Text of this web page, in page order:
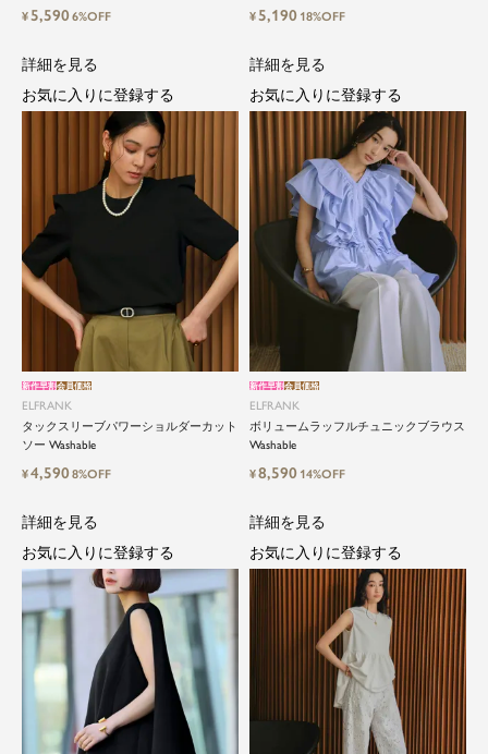
¥5,5906%OFF ¥5,190 18%OFF
ELFRANK
タックスリーブパワーショルダーカット
ソー Washable
新作早割会員価格
¥4,5908%OFF
詳細を見る
お気に入りに登録する
ELFRANK
ボリュームラッフルチュニックブラウス
Washable
新作早割会員価格
¥8,590 14%OFF
詳細を見る
お気に入りに登録する
詳細を見る
お気に入りに登録する
詳細を見る
お気に入りに登録する